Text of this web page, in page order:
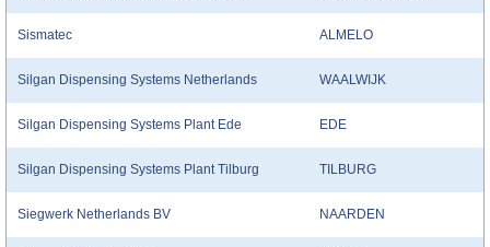
Sismatec ALMELO
Silgan Dispensing Systems Netherlands WAALWIJK
Silgan Dispensing Systems Plant Ede EDE
Silgan Dispensing Systems Plant Tilburg TILBURG
Siegwerk Netherlands BV NAARDEN